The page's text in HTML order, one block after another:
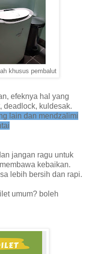
khusus pembalut
efeknya hal yang
deadlock, kuldesak.
lain dan mendzalimi
jangan ragu untuk
kebaikan.
lebih bersih dan rapi.
umum? boleh